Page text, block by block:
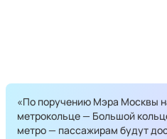
«По поручению Мэра Москвы
метрокольце — Большой
метро — пассажирам будут